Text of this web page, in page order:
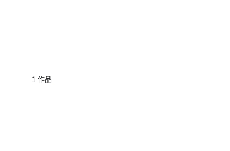
1 作品